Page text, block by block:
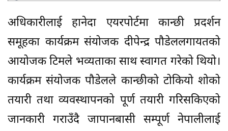
अधिकारीलाई हानेदा एयरपोर्टमा कान्छी प्रदर्शन
समूहका कार्यक्रम संयोजक दीपेन्द्र पौडेललगायतको
आयोजक टिमले भव्यताका साथ स्वागत गरेको थियो।
कार्यक्रम संयोजक पौडेलले कान्छीको टोकियो शोको
तयारी तथा व्यवस्थापनको पूर्ण तयारी गरिसकिएको
जानकारी गराउँदै जापानबासी सम्पूर्ण नेपालीलाई